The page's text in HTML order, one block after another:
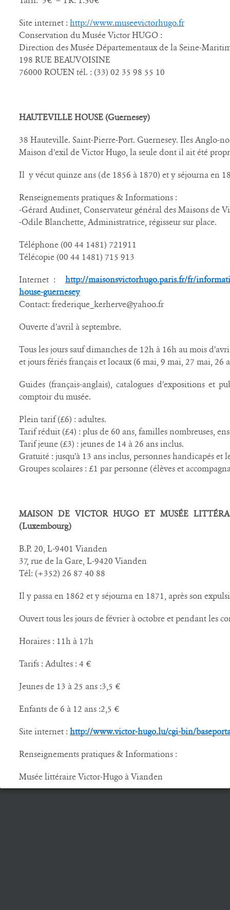
Site internet : http://www.museevictorhugo.fr
Conservation du Musée Victor HUGO :
Direction des Musée Départementaux de la Seine-
198 RUE BEAUVOISINE
76000 ROUEN tél. : (33) 02 35 98 55 10
HAUTEVILLE HOUSE (Guernesey)
38 Hauteville. Saint-Pierre-Port. Guernesey. Iles Anglo-
Maison d’exil de Victor Hugo, la seule dont il ait été
Il y vécut quinze ans (de 1856 à 1870) et y séjourna en
Renseignements pratiques & Informations :
-Gérard Audinet, Conservateur général des Maisons de
-Odile Blanchette, Administratrice, régisseur sur place.
Téléphone (00 44 1481) 721911
Télécopie (00 44 1481) 715 913
Internet :
http://maisonsvictorhugo.paris.fr/fr/
house-guernesey
Contact: frederique_kerherve@yahoo.fr
Ouverte d’avril à septembre.
Tous les jours sauf dimanches de 12h à 16h au mois
et jours fériés français et locaux (6 mai, 9 mai, 27 mai, 26
Guides (français-anglais), catalogues d’expositions et
comptoir du musée.
Plein tarif (£6) : adultes.
Tarif réduit (£4) : plus de 60 ans, familles nombreuses,
Tarif jeune (£3) : jeunes de 14 à 26 ans inclus.
Gratuité : jusqu’à 13 ans inclus, personnes handicapés et
Groupes scolaires : £1 par personne (élèves et
MAISON DE VICTOR HUGO ET MUSÉE
(Luxembourg)
B.P. 20, L-9401 Vianden
37, rue de la Gare, L-9420 Vianden
Tél: (+352) 26 87 40 88
Il y passa en 1862 et y séjourna en 1871, après son
Ouvert tous les jours de février à octobre et pendant les
Horaires : 11h à 17h
Tarifs : Adultes : 4 €
Jeunes de 13 à 25 ans :3,5 €
Enfants de 6 à 12 ans :2,5 €
Site internet : http://www.victor-hugo.lu/cgi-bin/
Renseignements pratiques & Informations :
Musée littéraire Victor-Hugo à Vianden